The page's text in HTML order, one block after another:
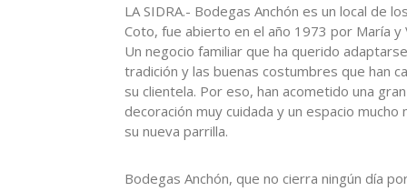
LA SIDRA.- Bodegas Anchón es un local de
Coto, fue abierto en el año 1973 por María
Un negocio familiar que ha querido
tradición y las buenas costumbres que han
su clientela. Por eso, han acometido una
decoración muy cuidada y un espacio
su nueva parrilla.
Bodegas Anchón, que no cierra ningún día